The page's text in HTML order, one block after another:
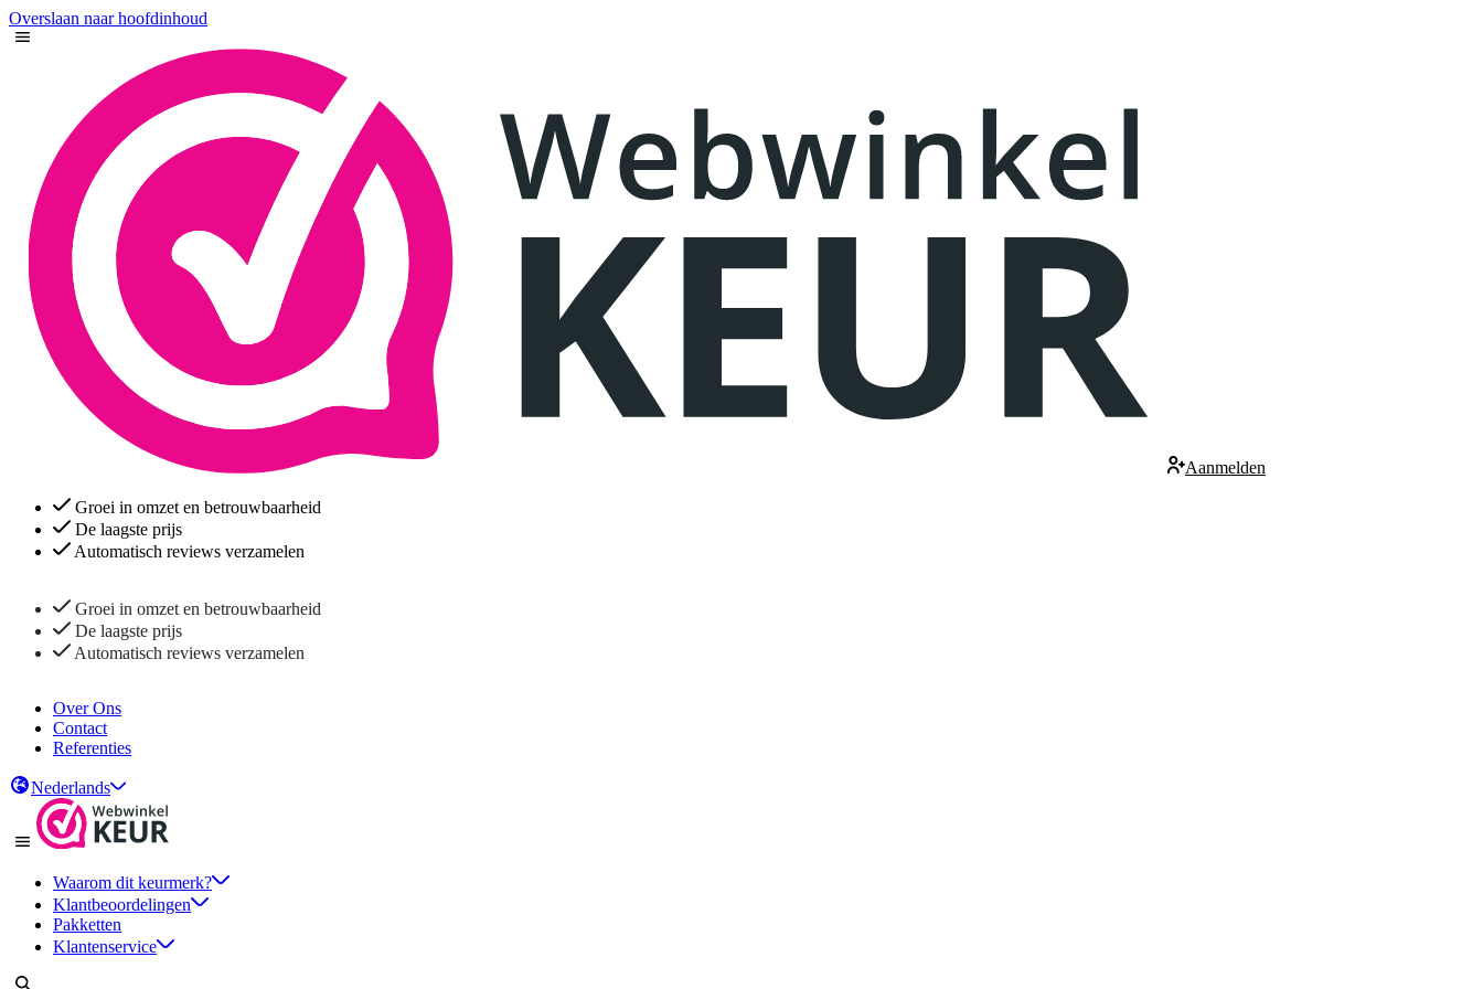
Overslaan naar hoofdinhoud
Aanmelden
Groei in omzet en betrouwbaarheid
De laagste prijs
Automatisch reviews verzamelen
Groei in omzet en betrouwbaarheid
De laagste prijs
Automatisch reviews verzamelen
Over Ons
Contact
Referenties
Nederlands
Waarom dit keurmerk?
Klantbeoordelingen
Pakketten
Klantenservice